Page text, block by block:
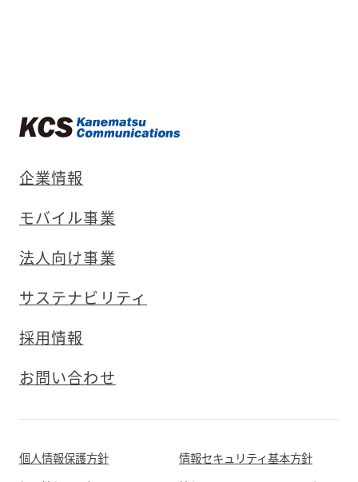
企業情報
モバイル事業
法人向け事業
サステナビリティ
採用情報
お問い合わせ
個人情報保護方針
情報セキュリティ基本方針